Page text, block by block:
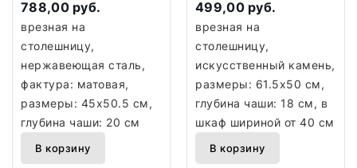
Gunblack
788,00 руб.
врезная на
столешницу,
нержавеющая сталь,
фактура: матовая,
размеры: 45x50.5 см,
глубина чаши: 20 см
В корзину
оникс)
499,00 руб.
врезная на
столешницу,
искусственный камень,
размеры: 61.5x50 см,
глубина чаши: 18 см, в
шкаф шириной от 40 см
В корзину